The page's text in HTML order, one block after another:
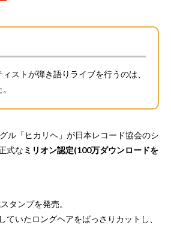
ストが弾き語りライブを行うのは、
ル「ヒカリヘ」が日本レコード協会のシ
式な ミリオン認定(100万ダウンロードを
タンプを発売。
ていたロングヘアをばっさりカットし、